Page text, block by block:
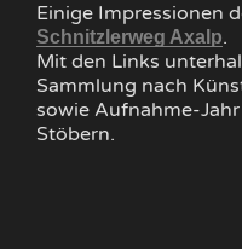
Einige Impressionen
Schnitzlerweg Axalp.
Mit den Links
Sammlung nach
sowie Aufnahme-
Stöbern.